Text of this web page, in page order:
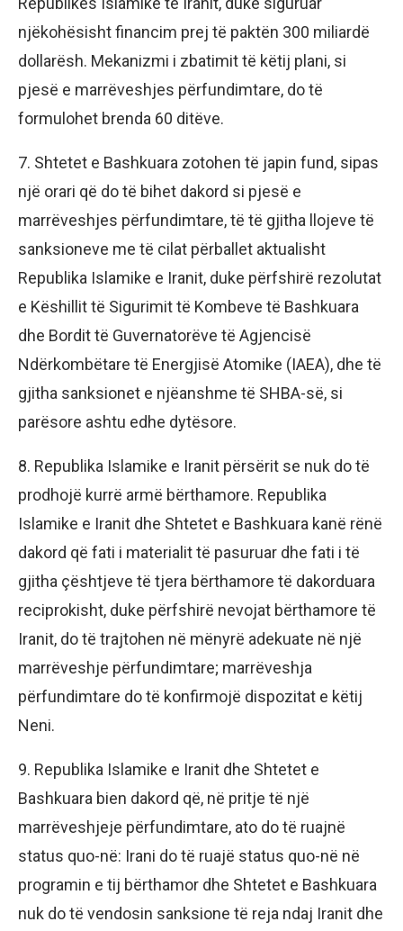
njëkohësisht financim prej të paktën 300 miliardë
dollarësh. Mekanizmi i zbatimit të këtij plani, si
pjesë e marrëveshjes përfundimtare, do të
formulohet brenda 60 ditëve.
7. Shtetet e Bashkuara zotohen të japin fund, sipas
një orari që do të bihet dakord si pjesë e
marrëveshjes përfundimtare, të të gjitha llojeve të
sanksioneve me të cilat përballet aktualisht
Republika Islamike e Iranit, duke përfshirë rezolutat
e Këshillit të Sigurimit të Kombeve të Bashkuara
dhe Bordit të Guvernatorëve të Agjencisë
Ndërkombëtare të Energjisë Atomike (IAEA), dhe të
gjitha sanksionet e njëanshme të SHBA-së, si
parësore ashtu edhe dytësore.
8. Republika Islamike e Iranit përsërit se nuk do të
prodhojë kurrë armë bërthamore. Republika
Islamike e Iranit dhe Shtetet e Bashkuara kanë rënë
dakord që fati i materialit të pasuruar dhe fati i të
gjitha çështjeve të tjera bërthamore të dakorduara
reciprokisht, duke përfshirë nevojat bërthamore të
Iranit, do të trajtohen në mënyrë adekuate në një
marrëveshje përfundimtare; marrëveshja
përfundimtare do të konfirmojë dispozitat e këtij
Neni.
9. Republika Islamike e Iranit dhe Shtetet e
Bashkuara bien dakord që, në pritje të një
marrëveshjeje përfundimtare, ato do të ruajnë
status quo-në: Irani do të ruajë status quo-në në
programin e tij bërthamor dhe Shtetet e Bashkuara
nuk do të vendosin sanksione të reja ndaj Iranit dhe